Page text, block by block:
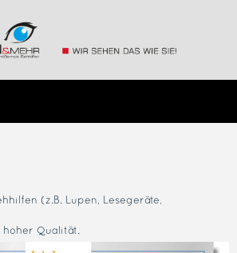
(z.B. Lupen, Lesegeräte,
Qualität.